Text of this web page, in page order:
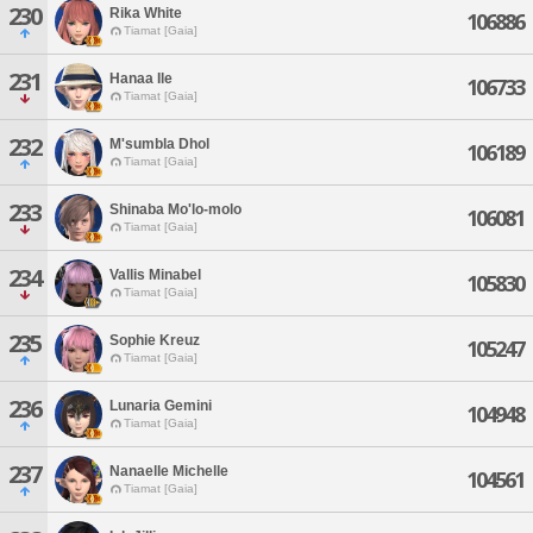
230 Rika White
Tiamat [Gaia] 106886
231 Hanaa Ile
Tiamat [Gaia] 106733
232 M'sumbla Dhol
Tiamat [Gaia] 106189
233 Shinaba Mo'lo-molo
Tiamat [Gaia] 106081
234 Vallis Minabel
Tiamat [Gaia] 105830
235 Sophie Kreuz
Tiamat [Gaia] 105247
236 Lunaria Gemini
Tiamat [Gaia] 104948
237 Nanaelle Michelle
Tiamat [Gaia] 104561